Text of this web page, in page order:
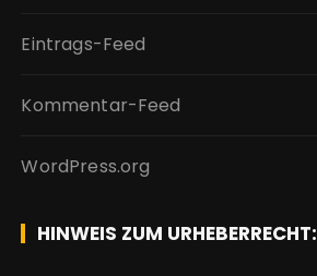
Eintrags-Feed
Kommentar-Feed
WordPress.org
HINWEIS ZUM URHEBERRECHT: